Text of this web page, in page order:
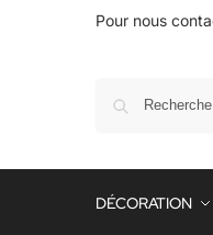
Pour nous
DÉCORATION